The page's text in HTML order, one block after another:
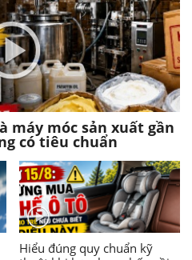
máy móc sản xuất gần
có tiêu chuẩn
Hiểu đúng quy chuẩn kỹ